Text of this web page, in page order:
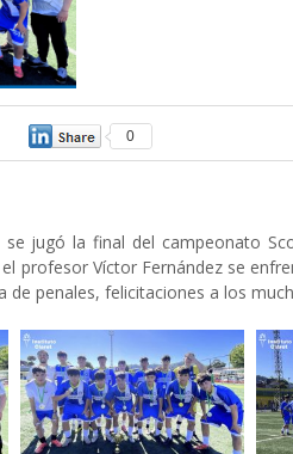
0
se jugó la final del campeonato
profesor Víctor Fernández se
de penales, felicitaciones a los